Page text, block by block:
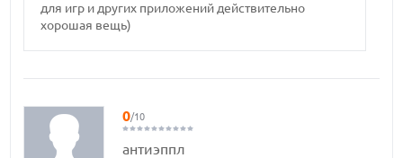
для игр и других приложений действительно
хорошая вещь)
0/10
антиэппл